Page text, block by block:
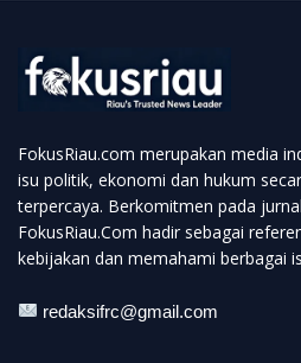
FokusRiau.com merupakan media
isu politik, ekonomi dan hukum
terpercaya. Berkomitmen pada
FokusRiau.Com hadir sebagai
kebijakan dan memahami berbagai
redaksifrc@gmail.com